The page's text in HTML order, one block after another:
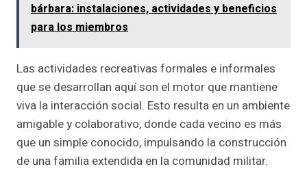
bárbara: instalaciones, actividades y beneficios
para los miembros
Las actividades recreativas formales e informales
que se desarrollan aquí son el motor que mantiene
viva la interacción social. Esto resulta en un ambiente
amigable y colaborativo, donde cada vecino es más
que un simple conocido, impulsando la construcción
de una familia extendida en la comunidad militar.